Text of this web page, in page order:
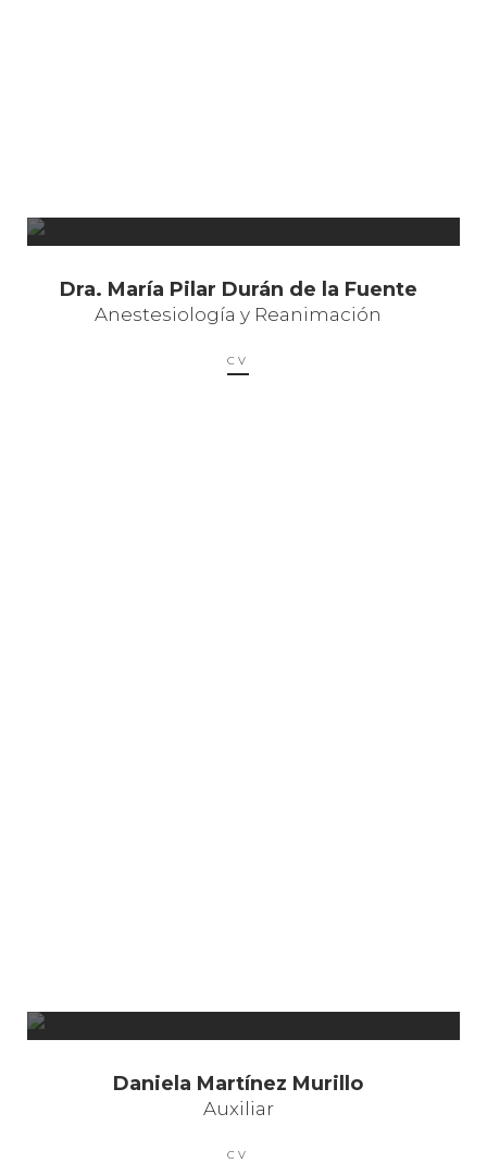
Dra. María Pilar Durán de la Fuente
Anestesiología y Reanimación
CV
Daniela Martínez Murillo
Auxiliar
CV